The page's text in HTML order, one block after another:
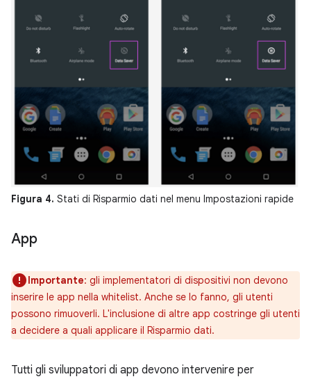
Figura 4. Stati di Risparmio dati nel menu Impostazioni rapide
App
Importante: gli implementatori di dispositivi non devono
inserire le app nella whitelist. Anche se lo fanno, gli utenti
possono rimuoverli. L'inclusione di altre app costringe gli utenti
a decidere a quali applicare il Risparmio dati.
Tutti gli sviluppatori di app devono intervenire per